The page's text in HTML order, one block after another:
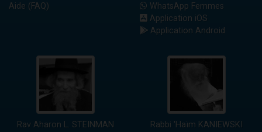
Aide (FAQ)
WhatsApp Femmes
Application iOS
Application Android
Rav Aharon L. STEINMAN Rabbi 'Haïm KANIEWSKI